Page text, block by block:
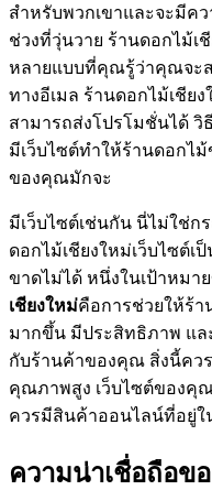
สำหรับพวกเขาและจะมีค
ช่วงที่วุ่นวาย ร้านดอกไม้เ
หลายแบบที่คุณรู้ว่าคุณจะส
ทางอีเมล ร้านดอกไม้เชี
สามารถส่งโปรโมชั่นได้ วิ
มีเว็บไซต์ทำให้ร้านดอกไ
ของคุณมักจะ
มีเว็บไซต์เช่นกัน นี่ไม่ใช่
ดอกไม้เชียงใหม่เว็บไซต์เ
ขาดไม่ได้ หนึ่งในเป้าหมา
เชียงใหม่คือการช่วยให้ร้า
มากขึ้น มีประสิทธิภาพ แล
กับร้านค้าของคุณ สิ่งนี้คว
คุณภาพสูง เว็บไซต์ของ
ควรมีสินค้าออนไลน์ที่อยู่
ความน่าเชื่อถือข